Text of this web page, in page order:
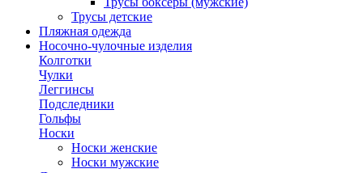
Трусы детские
Пляжная одежда
Носочно-чулочные изделия
Колготки
Чулки
Леггинсы
Подследники
Гольфы
Носки
Носки женские
Носки мужские